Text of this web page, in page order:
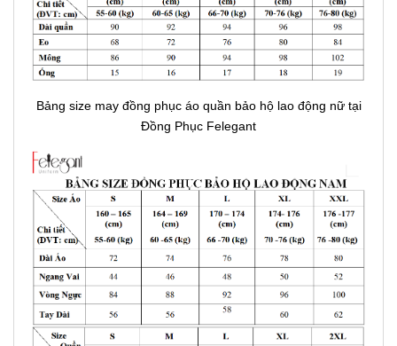
Bảng size may đồng phục áo quần bảo hộ lao động nữ tại
Đồng Phục Felegant